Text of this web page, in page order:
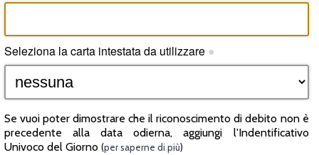
Seleziona la carta intestata da utilizzare ●
Se vuoi poter dimostrare che il riconoscimento di debito non è
precedente alla data odierna, aggiungi l'Indentificativo
Univoco del Giorno(per saperne di più)